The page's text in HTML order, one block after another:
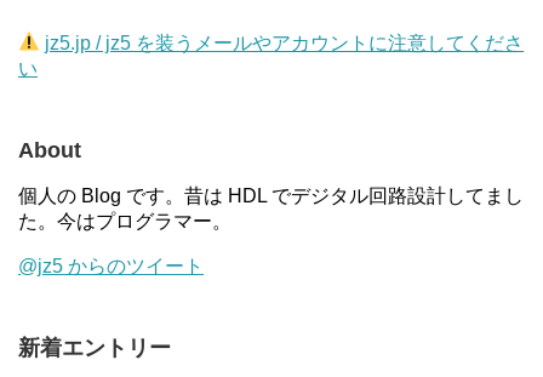
jz5.jp / jz5 を装うメールやアカウントに注意してくださ
い
About
個人の Blog です。昔は HDL でデジタル回路設計してまし
た。今はプログラマー。
@jz5 からのツイート
新着エントリー